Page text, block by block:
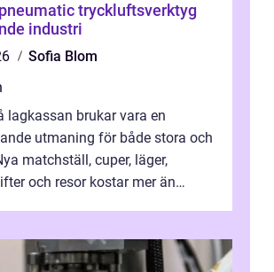
tryckluftsverktyg
industri
Sofia Blom
lagkassan brukar vara en
utmaning för både stora och
matchställ, cuper, läger,
och resor kostar mer än